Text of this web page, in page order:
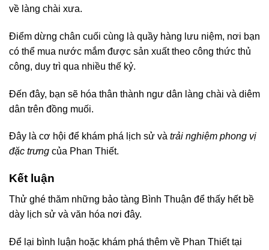
về làng chài xưa.
Điểm dừng chân cuối cùng là quầy hàng lưu niệm, nơi bạn
có thể mua nước mắm được sản xuất theo công thức thủ
công, duy trì qua nhiều thế kỷ.
Đến đây, bạn sẽ hóa thân thành ngư dân làng chài và diêm
dân trên đồng muối.
Đây là cơ hội để khám phá lịch sử và trải nghiệm phong vị
đặc trưng của Phan Thiết.
Kết luận
Thử ghé thăm những bảo tàng Bình Thuận để thấy hết bề
dày lịch sử và văn hóa nơi đây.
Để lại bình luận hoặc khám phá thêm về Phan Thiết tại